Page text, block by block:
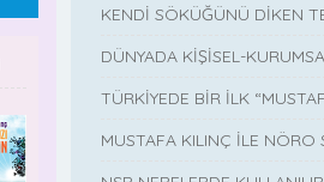
KENDİ SÖKÜĞÜNÜ DİKEN
DÜNYADA KİŞİSEL-
TÜRKİYEDE BİR İLK
MUSTAFA KILINÇ İLE